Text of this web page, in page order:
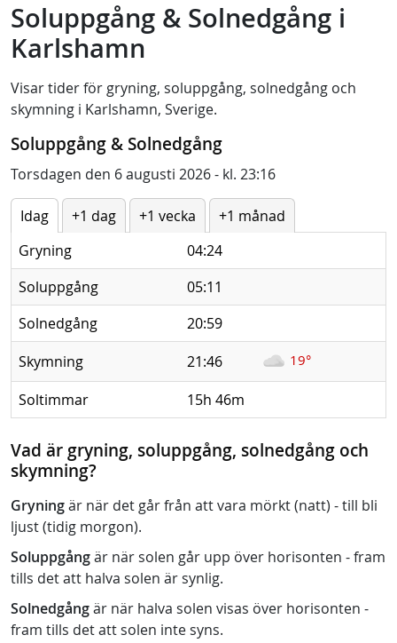
Soluppgång & Solnedgång i
Karlshamn
Visar tider för gryning, soluppgång, solnedgång och
skymning i Karlshamn, Sverige.
Soluppgång & Solnedgång
Torsdagen den 6 augusti 2026 - kl. 23:16
Idag +1 dag +1 vecka
+1 månad
Gryning
04:24
Soluppgång
05:11
Solnedgång
20:59
Skymning
21:46 19°
Soltimmar 15h 46m
Vad är gryning, soluppgång, solnedgång och
skymning?
Gryningär när det går från att vara mörkt (natt) - till bli
ljust (tidig morgon).
Soluppgångär när solen går upp över horisonten - fram
tills det att halva solen är synlig.
Solnedgångär när halva solen visas över horisonten -
fram tills det att solen inte syns.